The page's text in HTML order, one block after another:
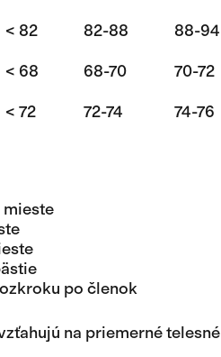
< 82 82-88 88-94
< 68 68-70 70-72
< 72 72-74 74-76
po členok
na priemerné